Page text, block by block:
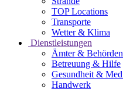
TOP Locations
Transporte
Wetter & Klima
Dienstleistungen
Ämter & Behörden
Betreuung & Hilfe
Gesundheit &
Handwerk